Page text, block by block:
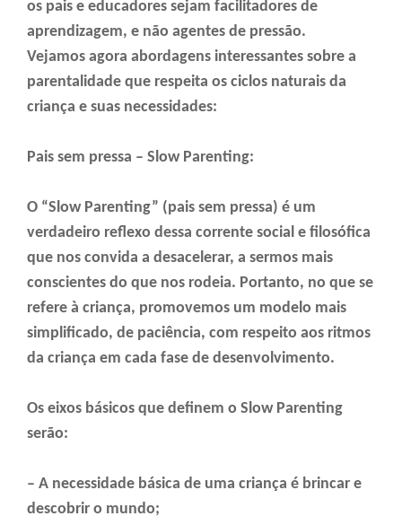
os pais e educadores sejam facilitadores de
aprendizagem, e não agentes de pressão.
Vejamos agora abordagens interessantes sobre a
parentalidade que respeita os ciclos naturais da
criança e suas necessidades:
Pais sem pressa – Slow Parenting:
O “Slow Parenting” (pais sem pressa) é um
verdadeiro reflexo dessa corrente social e filosófica
que nos convida a desacelerar, a sermos mais
conscientes do que nos rodeia. Portanto, no que se
refere à criança, promovemos um modelo mais
simplificado, de paciência, com respeito aos ritmos
da criança em cada fase de desenvolvimento.
Os eixos básicos que definem o Slow Parenting
serão:
– A necessidade básica de uma criança é brincar e
descobrir o mundo;